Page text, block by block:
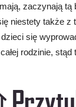
zaczynają tą
niestety także
się
rodzinie,